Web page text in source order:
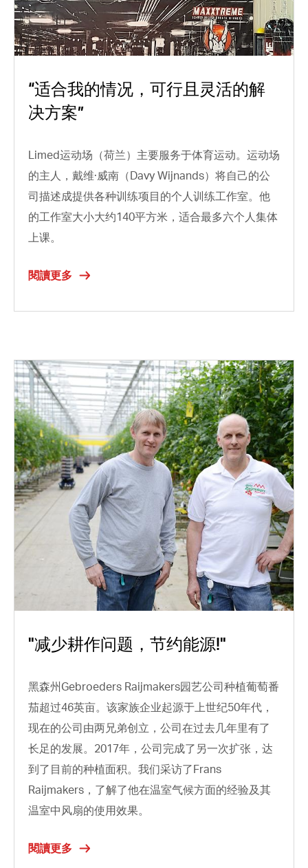
“适合我的情况，可行且灵活的解
决方案”
Limed运动场（荷兰）主要服务于体育运动。运动场
的主人，戴维·威南（Davy Wijnands）将自己的公
司描述成提供各种训练项目的个人训练工作室。他
的工作室大小大约140平方米，适合最多六个人集体
上课。
閱讀更多
"减少耕作问题，节约能源!"
黑森州Gebroeders Raijmakers园艺公司种植葡萄番
茄超过46英亩。该家族企业起源于上世纪50年代，
现在的公司由两兄弟创立，公司在过去几年里有了
长足的发展。2017年，公司完成了另一次扩张，达
到了目前的种植面积。我们采访了Frans
Raijmakers，了解了他在温室气候方面的经验及其
温室中风扇的使用效果。
閱讀更多